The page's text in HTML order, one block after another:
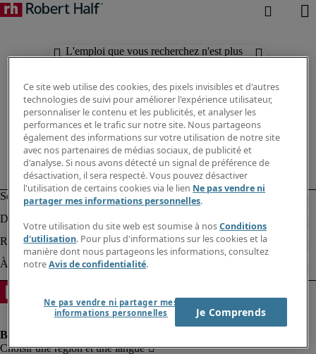
L'emploi que vous recherchez n'est plus
Ce site web utilise des cookies, des pixels invisibles et d'autres
technologies de suivi pour améliorer l'expérience utilisateur,
personnaliser le contenu et les publicités, et analyser les
performances et le trafic sur notre site. Nous partageons
également des informations sur votre utilisation de notre site
avec nos partenaires de médias sociaux, de publicité et
d'analyse. Si nous avons détecté un signal de préférence de
désactivation, il sera respecté. Vous pouvez désactiver
l'utilisation de certains cookies via le lien Ne pas vendre ni
partager mes informations personnelles.
Votre utilisation du site web est soumise à nosConditions
d'utilisation. Pour plus d'informations sur les cookies et la
manière dont nous partageons les informations, consultez
notreAvis de confidentialité.
Ne pas vendre ni partager mes
informations personnelles
Je Comprends